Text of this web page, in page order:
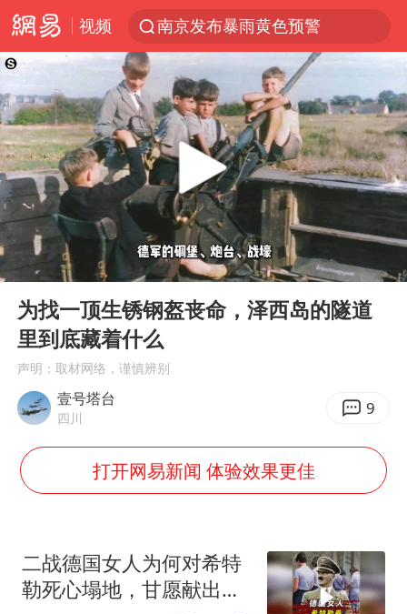
视频 南京发布暴雨黄色预警
上海：5号线16号线浦江线全线停运
上半年我国经营主体结构持续优化
上海有出现龙卷潜势
上海全域长途客运班次全部停运
今日15时起福州地铁高架区段停运
白海豚逼近浙闽沿海
王艺迪无缘横滨赛决赛
上海大部迎大暴雨
《龙餐馆》 冲奖
Play
00:00 09:28
为找一顶生锈钢盔丧命，泽西岛的隧道
里到底藏着什么
声明：取材网络，谨慎辨别
壹号塔台
四川 9
打开网易新闻 体验效果更佳
二战德国女人为何对希特
勒死心塌地，甘愿献出一